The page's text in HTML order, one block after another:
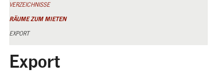
VERZEICHNISSE
RÄUME ZUM MIETEN
EXPORT
Export